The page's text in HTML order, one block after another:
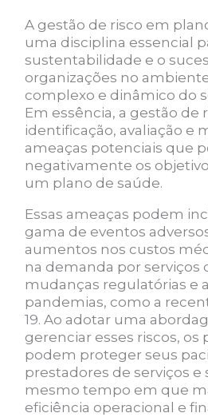
A gestão de risco em
uma disciplina essencial
sustentabilidade e o
organizações no
complexo e dinâmico do
Em essência, a gestão de
identificação, avaliação e
ameaças potenciais que
negativamente os
um plano de saúde.
Essas ameaças podem
gama de eventos
aumentos nos custos
na demanda por serviços
mudanças regulatórias e
pandemias, como a
19. Ao adotar uma
gerenciar esses riscos, os
podem proteger seus
prestadores de serviços e
mesmo tempo em que
eficiência operacional e